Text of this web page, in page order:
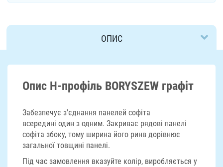
ОПИС
ДОСТАВКА
Опис Н-профіль BORYSZEW графіт
Забезпечує з'єднання панелей софіта
всередині один з одним. Закриває рядові панелі
софіта збоку, тому ширина його ринв дорівнює
загальної товщині панелі.
Під час замовлення вказуйте колір, виробляється у